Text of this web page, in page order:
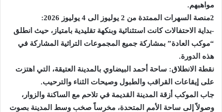
مواهبهم.
2منصة السهرات الممتدة من 2 يوليوز الى 4 يوليوز 2026:
-بداية الاحتفالات كانت استثنائية وبنكهة تقليدية بامتياز، حيث انطلق
“موكب العادة” بمشاركة جميع المجموعات التراثية المشاركة في
هذه الدورة.
نقطة الانطلاق: ساحة أحمد البيضاوي بالمدينة العتيقة، التي اهتزت
على إيقاعات القراقب والطبول وصيحات الثناء والترحيب.
جاب الموكب أزقة المدينة القديمة في تلاحم مع الساكنة والزوار،
وصولاً إلى ساحة الأمم المتحدة، مخرساً صخب وسط المدينة بصوت